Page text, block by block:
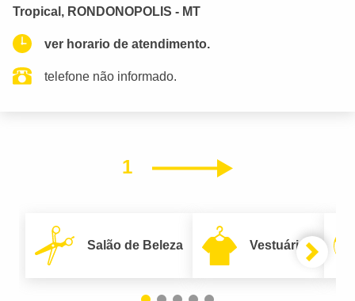
Tropical, RONDONOPOLIS - MT
ver horario de atendimento.
telefone não informado.
1 Próximo
Salão de Beleza Vestuário